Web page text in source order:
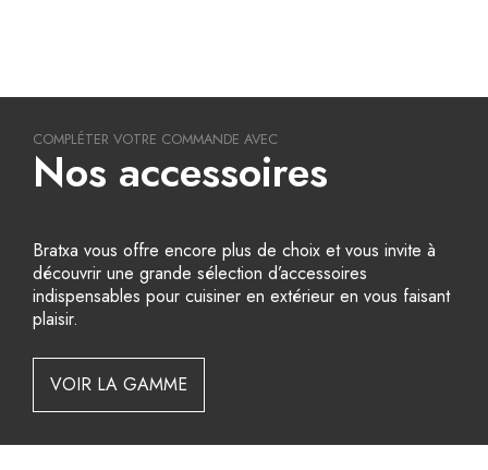
COMPLÉTER VOTRE COMMANDE AVEC
Nos accessoires
Bratxa vous offre encore plus de choix et vous invite à
découvrir une grande sélection d’accessoires
indispensables pour cuisiner en extérieur en vous faisant
plaisir.
VOIR LA GAMME